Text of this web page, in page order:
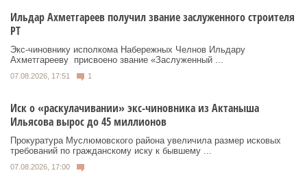
Ильдар Ахметгареев получил звание заслуженного строителя
РТ
Экс‑чиновнику исполкома Набережных Челнов Ильдару
Ахметгарееву присвоено звание «Заслуженный ...
07.08.2026, 17:51 1
Иск о «раскулачивании» экс-чиновника из Актаныша
Ильясова вырос до 45 миллионов
Прокуратура Муслюмовского района увеличила размер исковых
требований по гражданскому иску к бывшему ...
07.08.2026, 17:00